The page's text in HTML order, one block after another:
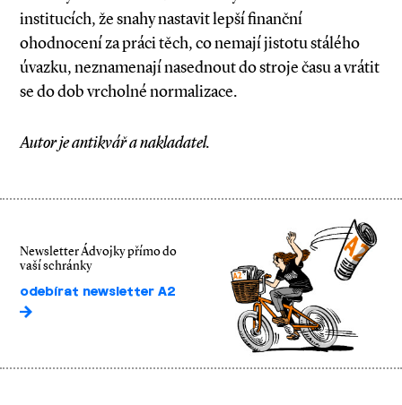
institucích, že snahy nastavit lepší finanční
ohodnocení za práci těch, co nemají jistotu stálého
úvazku, neznamenají nasednout do stroje času a vrátit
se do dob vrcholné normalizace.
Autor je antikvář a nakladatel.
Newsletter Ádvojky přímo do
vaší schránky
odebírat newsletter A2